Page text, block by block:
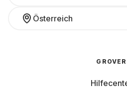
Österreich
GROVER